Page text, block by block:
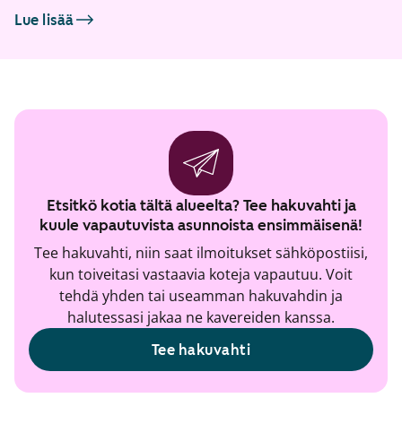
Lue lisää
Etsitkö kotia tältä alueelta? Tee hakuvahti ja
kuule vapautuvista asunnoista ensimmäisenä!
Tee hakuvahti, niin saat ilmoitukset sähköpostiisi,
kun toiveitasi vastaavia koteja vapautuu. Voit
tehdä yhden tai useamman hakuvahdin ja
halutessasi jakaa ne kavereiden kanssa.
Tee hakuvahti